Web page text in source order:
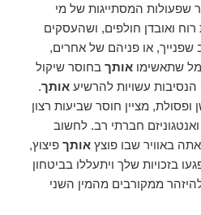
שפעולות המסתייגות של מי
ואובדן חולפים, ושהעסקים
שפנייך, או פניהם של אחרים,
שתאשימואותך בחוסר שיקול
עשויות להרשיעאותך.
מציין חוסר שביעות רצון
חברתי רב. לחשוב
באוויר שבו פוצץאותך פיצוץ,
בזכויות שלך ויתעללו בביטחון
ממקורבים מהמין השני